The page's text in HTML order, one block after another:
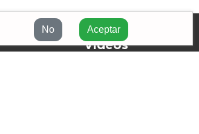
Videos
No Aceptar